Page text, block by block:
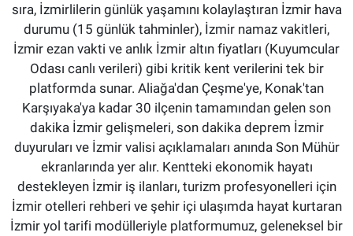
sıra, İzmirlilerin günlük yaşamını kolaylaştıran İzmir hava
durumu (15 günlük tahminler), İzmir namaz vakitleri,
İzmir ezan vakti ve anlık İzmir altın fiyatları (Kuyumcular
Odası canlı verileri) gibi kritik kent verilerini tek bir
platformda sunar. Aliağa'dan Çeşme'ye, Konak'tan
Karşıyaka'ya kadar 30 ilçenin tamamından gelen son
dakika İzmir gelişmeleri, son dakika deprem İzmir
duyuruları ve İzmir valisi açıklamaları anında Son Mühür
ekranlarında yer alır. Kentteki ekonomik hayatı
destekleyen İzmir iş ilanları, turizm profesyonelleri için
İzmir otelleri rehberi ve şehir içi ulaşımda hayat kurtaran
İzmir yol tarifi modülleriyle platformumuz, geleneksel bir